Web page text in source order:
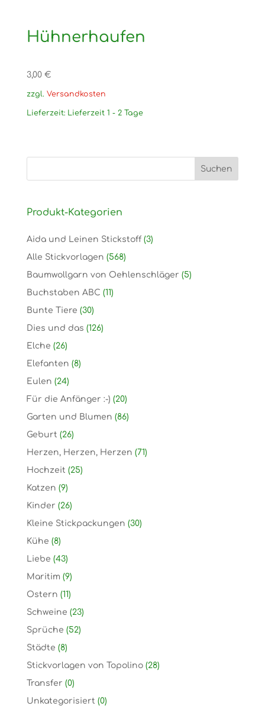
Hühnerhaufen
3,00 €
zzgl. Versandkosten
Lieferzeit: Lieferzeit 1 - 2 Tage
Produkt-Kategorien
Aida und Leinen Stickstoff (3)
Alle Stickvorlagen (568)
Baumwollgarn von Oehlenschläger (5)
Buchstaben ABC (11)
Bunte Tiere (30)
Dies und das (126)
Elche (26)
Elefanten (8)
Eulen (24)
Für die Anfänger :-) (20)
Garten und Blumen (86)
Geburt (26)
Herzen, Herzen, Herzen (71)
Hochzeit (25)
Katzen (9)
Kinder (26)
Kleine Stickpackungen (30)
Kühe (8)
Liebe (43)
Maritim (9)
Ostern (11)
Schweine (23)
Sprüche (52)
Städte (8)
Stickvorlagen von Topolino (28)
Transfer (0)
Unkategorisiert (0)